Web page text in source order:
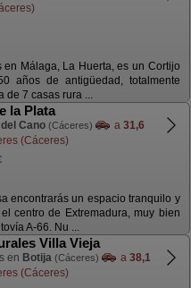
en Málaga, La Huerta, es un Cortijo
años de antigüedad, totalmente
de 7 casas rura ...
la Plata
Cano (Cáceres) a 31,6
(Cáceres)
encontrarás un espacio tranquilo y
centro de Extremadura, muy bien
A-66. Nu ...
Villa Vieja
en Botija (Cáceres) a 38,1
(Cáceres)